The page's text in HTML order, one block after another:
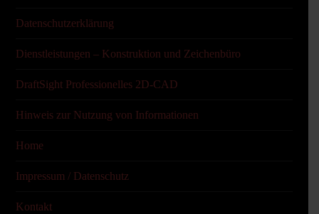
Datenschutzerklärung
Dienstleistungen – Konstruktion und Zeichenbüro
DraftSight Professionelles 2D-CAD
Hinweis zur Nutzung von Informationen
Home
Impressum / Datenschutz
Kontakt